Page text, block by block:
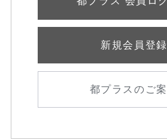
新規会員登録
都プラスのご